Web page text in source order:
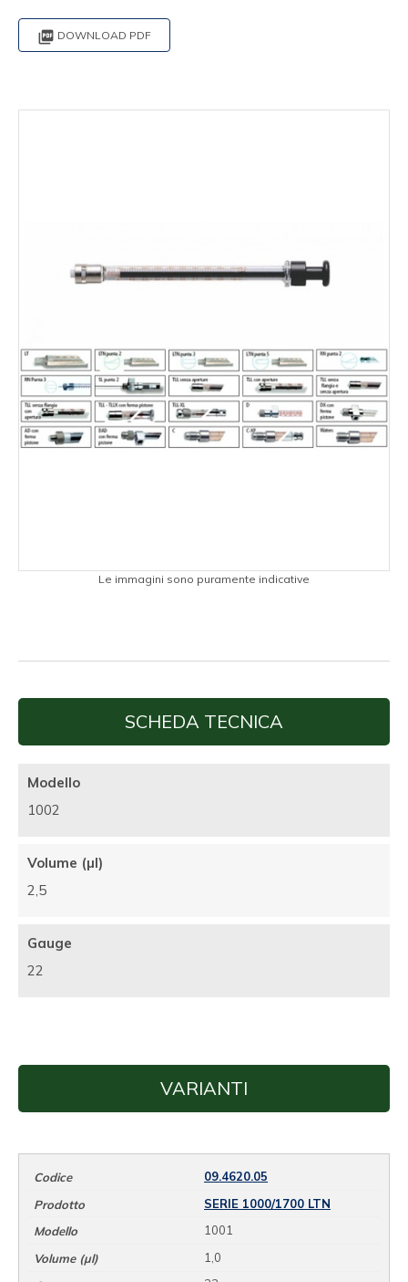
 DOWNLOAD PDF
Le immagini sono puramente indicative
SCHEDA TECNICA
Modello
1002
Volume (µl)
2,5
Gauge
22
VARIANTI
09.4620.05
SERIE 1000/1700 LTN
1001
1,0